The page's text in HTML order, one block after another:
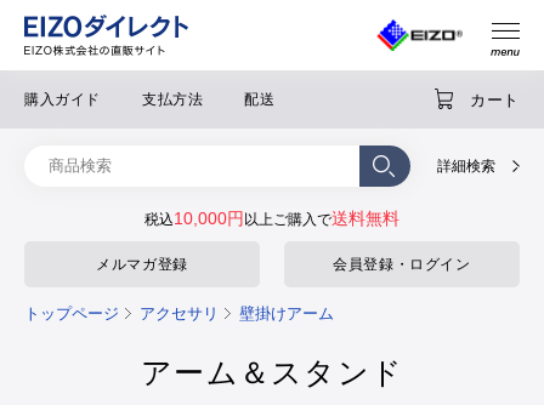
購入ガイド 支払方法 配送 カート
詳細検索
税込10,000円 以上ご購入で送料無料
メルマガ登録 会員登録・ログイン
トップページ アクセサリ 壁掛けアーム
アーム＆スタンド